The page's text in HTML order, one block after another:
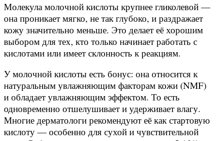
Молекула молочной кислоты крупнее гликолевой —
она проникает мягко, не так глубоко, и раздражает
кожу значительно меньше. Это делает её хорошим
выбором для тех, кто только начинает работать с
кислотами или имеет склонность к реакциям.
У молочной кислоты есть бонус: она относится к
натуральным увлажняющим факторам кожи (NMF)
и обладает увлажняющим эффектом. То есть
одновременно отшелушивает и удерживает влагу.
Многие дерматологи рекомендуют её как стартовую
кислоту — особенно для сухой и чувствительной